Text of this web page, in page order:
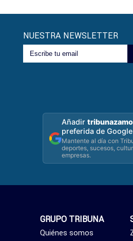
NUESTRA NEWSLETTER
Añadir
preferida de
Mantente al día con
deportes, sucesos,
empresas.
GRUPO TRIBUNA
Quiénes somos